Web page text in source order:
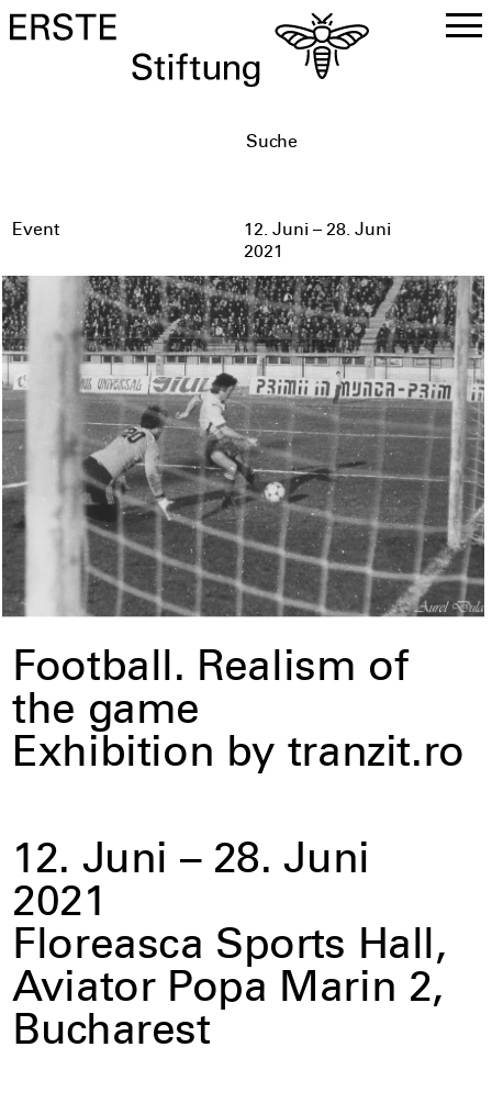
Event
12. Juni – 28. Juni
2021
Football. Realism of
the game
Exhibition by tranzit.ro
12. Juni – 28. Juni
2021
Floreasca Sports Hall,
Aviator Popa Marin 2,
Bucharest